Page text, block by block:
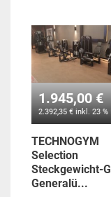
1.945,00 €
2.392,35 € inkl. 23 %
TECHNOGYM
Selection
Steckgewicht-
Generalü...